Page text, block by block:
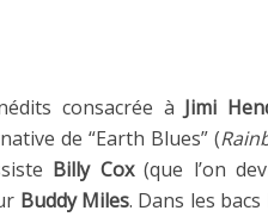
consacrée à Jimi
de “Earth Blues” (
Billy Cox(que l’on
Buddy Miles. Dans les bacs